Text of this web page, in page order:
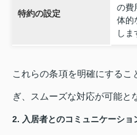
特約の設定
の費
体的
しま
これらの条項を明確にする
ぎ、スムーズな対応が可能と
2. 入居者とのコミュニケーショ